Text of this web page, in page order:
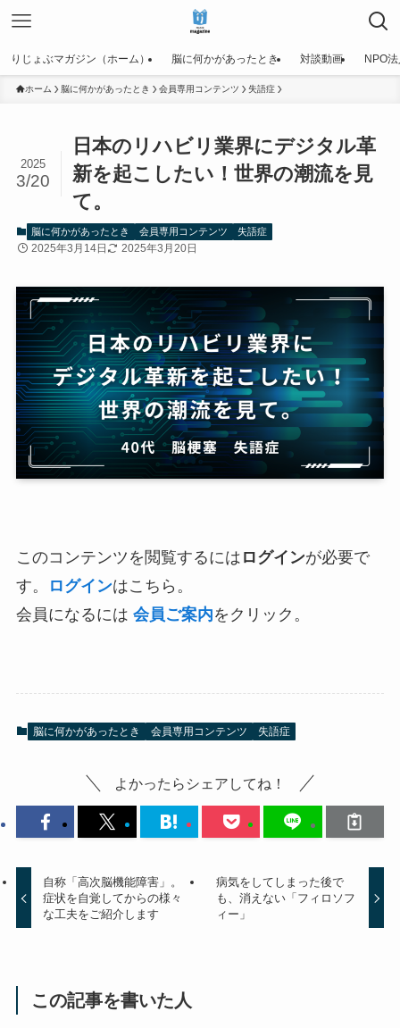
りじょぶマガジン（ホーム） 脳に何かがあったとき 対談動画 NPO
ホーム 脳に何かがあったとき 会員専用コンテンツ 失語症
日本のリハビリ業界にデジタル革
新を起こしたい！世界の潮流を見
て。
2025
3/20
脳に何かがあったとき 会員専用コンテンツ 失語症
2025年3月14日 2025年3月20日
このコンテンツを閲覧するには ログインが必要で
す。
ログインはこちら。
会員になるには 会員ご案内をクリック。
脳に何かがあったとき 会員専用コンテンツ 失語症
よかったらシェアしてね！
自称「高次脳機能障害」。
症状を自覚してからの様々
な工夫をご紹介します
病気をしてしまった後で
も、消えない「フィロソフ
ィー」
この記事を書いた人